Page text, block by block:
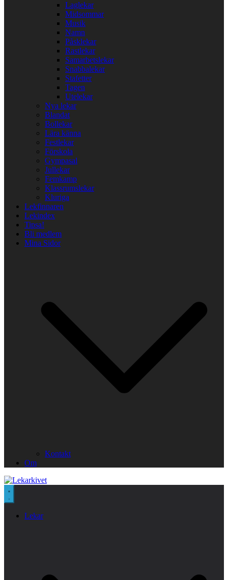
Laglekar
Midsommar
Musik
Namn
Påsklekar
Rastlekar
Samarbetslekar
Snabbalekar
Stafetter
Tagen
Utelekar
Nya lekar
Blandat
Bollekar
Lära känna
Festlekar
Förskola
Gympasal
Jullekar
Femkamp
Klassrumslekar
Kluriga
Lekfinnaren
Lekindex
Tipsa!
Bli medlem
Mina Sidor
Kontakt
Om
Lekar